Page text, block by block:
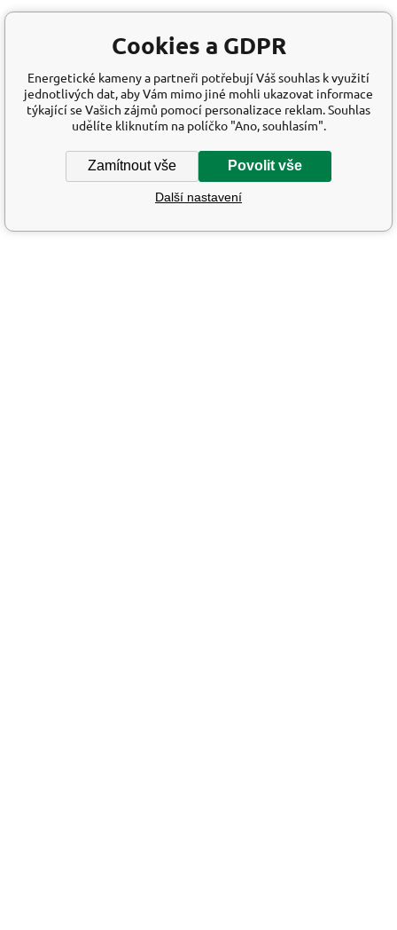
Cookies a GDPR
Energetické kameny a partneři potřebují Váš souhlas k využití
jednotlivých dat, aby Vám mimo jiné mohli ukazovat informace
týkající se Vašich zájmů pomocí personalizace reklam. Souhlas
udělíte kliknutím na políčko "Ano, souhlasím".
Zamítnout vše Povolit vše
Další nastavení